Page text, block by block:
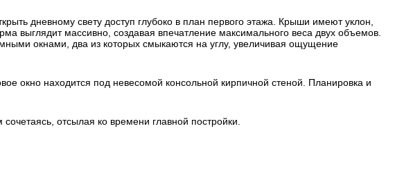
дневному свету доступ глубоко в план первого этажа. Крыши имеют уклон,
массивно, создавая впечатление максимального веса двух объемов.
окнами, два из которых смыкаются на углу, увеличивая ощущение
окно находится под невесомой консольной кирпичной стеной. Планировка и
отсылая ко времени главной постройки.